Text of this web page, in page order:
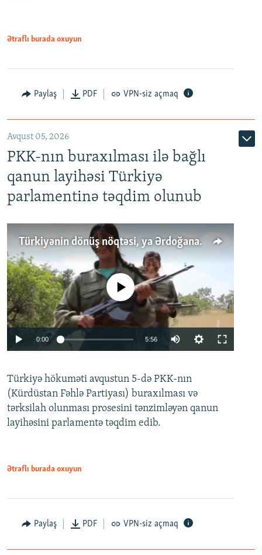
Ətraflı burada oxuyun
Paylaş PDF VPN-siz açmaq
Avqust 05, 2026
PKK-nın buraxılması ilə bağlı
qanun layihəsi Türkiyə
parlamentinə təqdim olunub
Türkiyənin dönüş nöqtəsi, ya Ərdoğana üçüncü şans: PKK ilə qəfil barışıq nə deməkdir?
Auto 240p 360p 480p
720p 1080p
No media source currently available
0:00 5:56
360p
480p
Türkiyə hökuməti avqustun 5-də PKK-nın
(Kürdüstan Fəhlə Partiyası) buraxılması və
tərksilah olunması prosesini tənzimləyən qanun
layihəsini parlamentə təqdim edib.
Ətraflı burada oxuyun
Paylaş PDF VPN-siz açmaq